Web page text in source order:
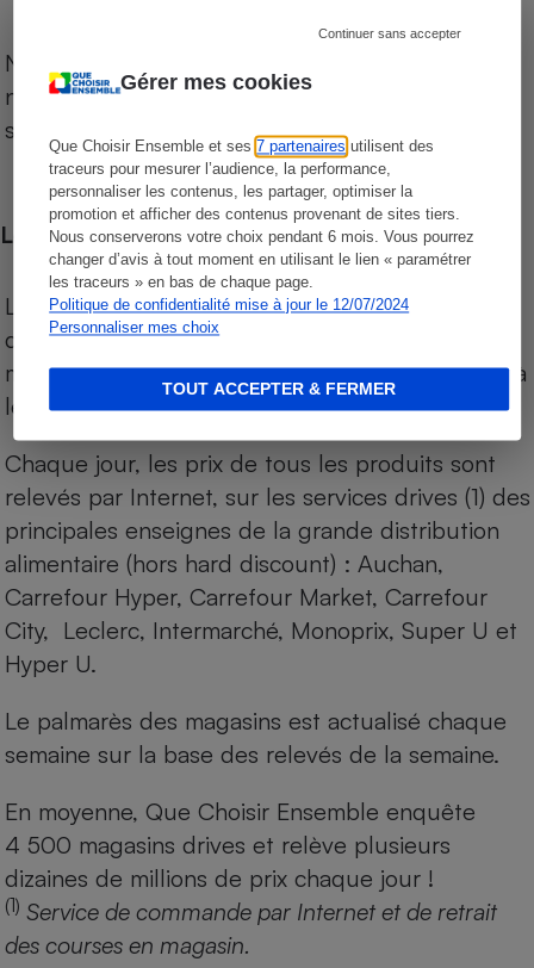
Gérer mes cookies
Que Choisir Ensemble et ses7 partenaires utilisent des
traceurs pour mesurer l’audience, la performance,
personnaliser les contenus, les partager, optimiser la
promotion et afficher des contenus provenant de sites tiers.
Nous conserverons votre choix pendant 6 mois. Vous pourrez
changer d’avis à tout moment en utilisant le lien « paramétrer
les traceurs » en bas de chaque page.
Politique de confidentialité mise à jour le 12/07/2024
Personnaliser mes choix
Continuer sans accepter
TOUT ACCEPTER & FERMER
Notre comparateur de supermarchés propose le
niveau de prix des supermarchés, géolocalisés
sur le territoire français.
Les comparaisons de prix
Les comparaisons sont réalisées sur l’ensemble
des produits des magasins. Les produits de
marques de distributeurs (MDD) sont comparés à
leurs équivalents chez leurs concurrents.
Chaque jour, les prix de tous les produits sont
relevés par Internet, sur les services drives (1) des
principales enseignes de la grande distribution
alimentaire (hors hard discount) : Auchan,
Carrefour Hyper, Carrefour Market, Carrefour
City, Leclerc, Intermarché, Monoprix, Super U et
Hyper U.
Le palmarès des magasins est actualisé chaque
semaine sur la base des relevés de la semaine.
En moyenne, Que Choisir Ensemble enquête
4 500 magasins drives et relève plusieurs
dizaines de millions de prix chaque jour !
(1) Service de commande par Internet et de retrait
des courses en magasin.